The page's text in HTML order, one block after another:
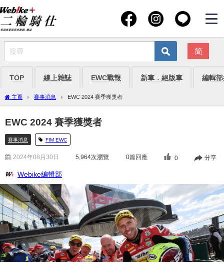
简
TOP 線上雜誌 EWC戰報 新車．絕版車 編輯
主頁 賽事消息 EWC 2024 賽季獲獎者
EWC 2024 賽季獲獎者
賽事消息 FIM EWC
2024年08月30日 5,964次瀏覽 0篇回應 0 分享
Webike編輯部